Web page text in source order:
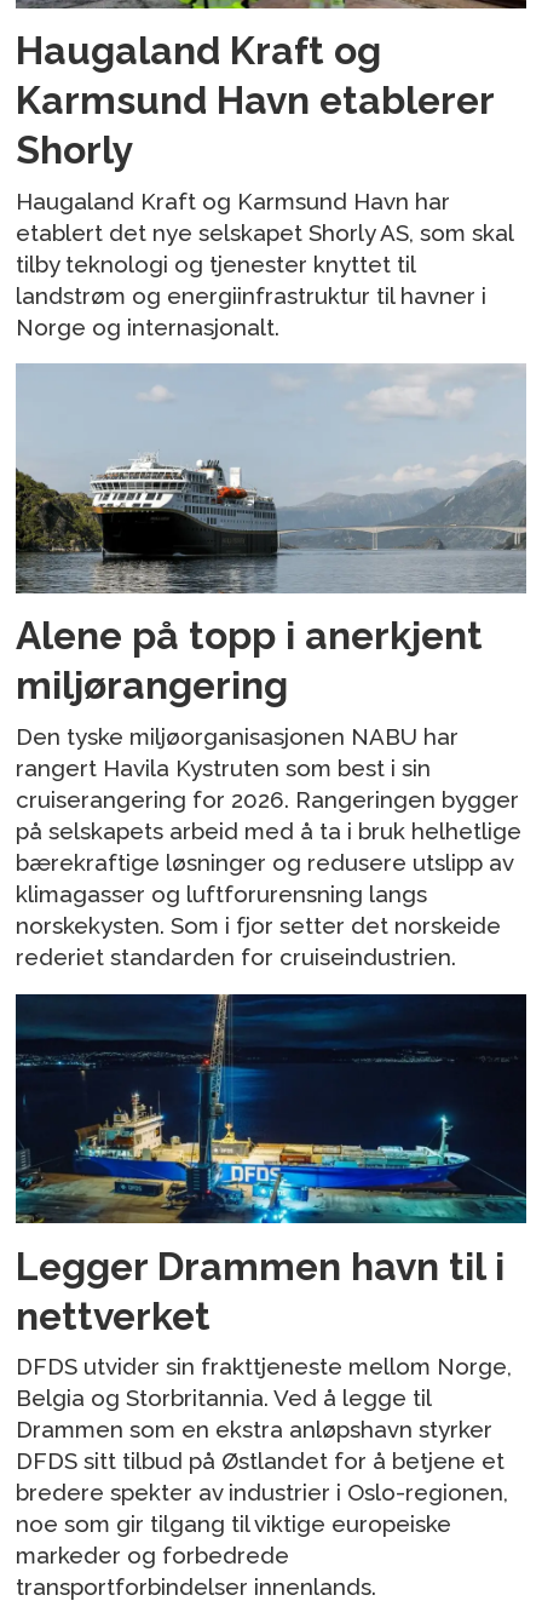
Haugaland Kraft og
Karmsund Havn etablerer
Shorly
Haugaland Kraft og Karmsund Havn har
etablert det nye selskapet Shorly AS, som skal
tilby teknologi og tjenester knyttet til
landstrøm og energiinfrastruktur til havner i
Norge og internasjonalt.
Alene på topp i anerkjent
miljørangering
Den tyske miljøorganisasjonen NABU har
rangert Havila Kystruten som best i sin
cruiserangering for 2026. Rangeringen bygger
på selskapets arbeid med å ta i bruk helhetlige
bærekraftige løsninger og redusere utslipp av
klimagasser og luftforurensning langs
norskekysten. Som i fjor setter det norskeide
rederiet standarden for cruiseindustrien.
Legger Drammen havn til i
nettverket
DFDS utvider sin frakttjeneste mellom Norge,
Belgia og Storbritannia. Ved å legge til
Drammen som en ekstra anløpshavn styrker
DFDS sitt tilbud på Østlandet for å betjene et
bredere spekter av industrier i Oslo-regionen,
noe som gir tilgang til viktige europeiske
markeder og forbedrede
transportforbindelser innenlands.